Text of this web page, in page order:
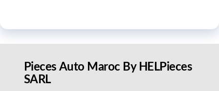
Pieces Auto Maroc By HELPieces
SARL